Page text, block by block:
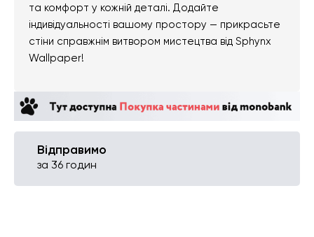
та комфорт у кожній деталі. Додайте
індивідуальності вашому простору — прикрасьте
стіни справжнім витвором мистецтва від Sphynx
Wallpaper!
Відправимо
за 36 годин